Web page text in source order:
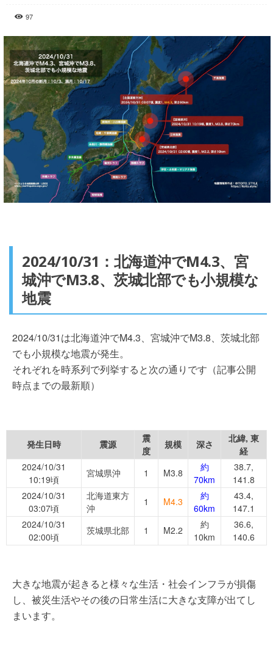
97
2024/10/31：北海道沖でM4.3、宮
城沖でM3.8、茨城北部でも小規模な
地震
2024/10/31は北海道沖でM4.3、宮城沖でM3.8、茨城北部
でも小規模な地震が発生。
それぞれを時系列で列挙すると次の通りです（記事公開
時点までの最新順）
発生日時 震源
震
度
規模 深さ
北緯, 東
経
2024/10/31
10:19頃
宮城県沖 1 M3.8
約
70km
38.7,
141.8
2024/10/31
03:07頃
北海道東方
沖
1 M4.3
約
60km
43.4,
147.1
2024/10/31
02:00頃
茨城県北部 1 M2.2
約
10km
36.6,
140.6
大きな地震が起きると様々な生活・社会インフラが損傷
し、被災生活やその後の日常生活に大きな支障が出てし
まいます。